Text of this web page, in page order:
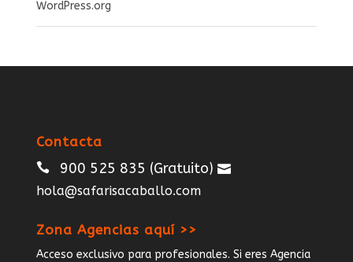
WordPress.org
Contacta
900 525 835 (Gratuito)
hola@safarisacaballo.com
Zona Agencias aquí >>
Acceso exclusivo para profesionales. Si eres Agencia